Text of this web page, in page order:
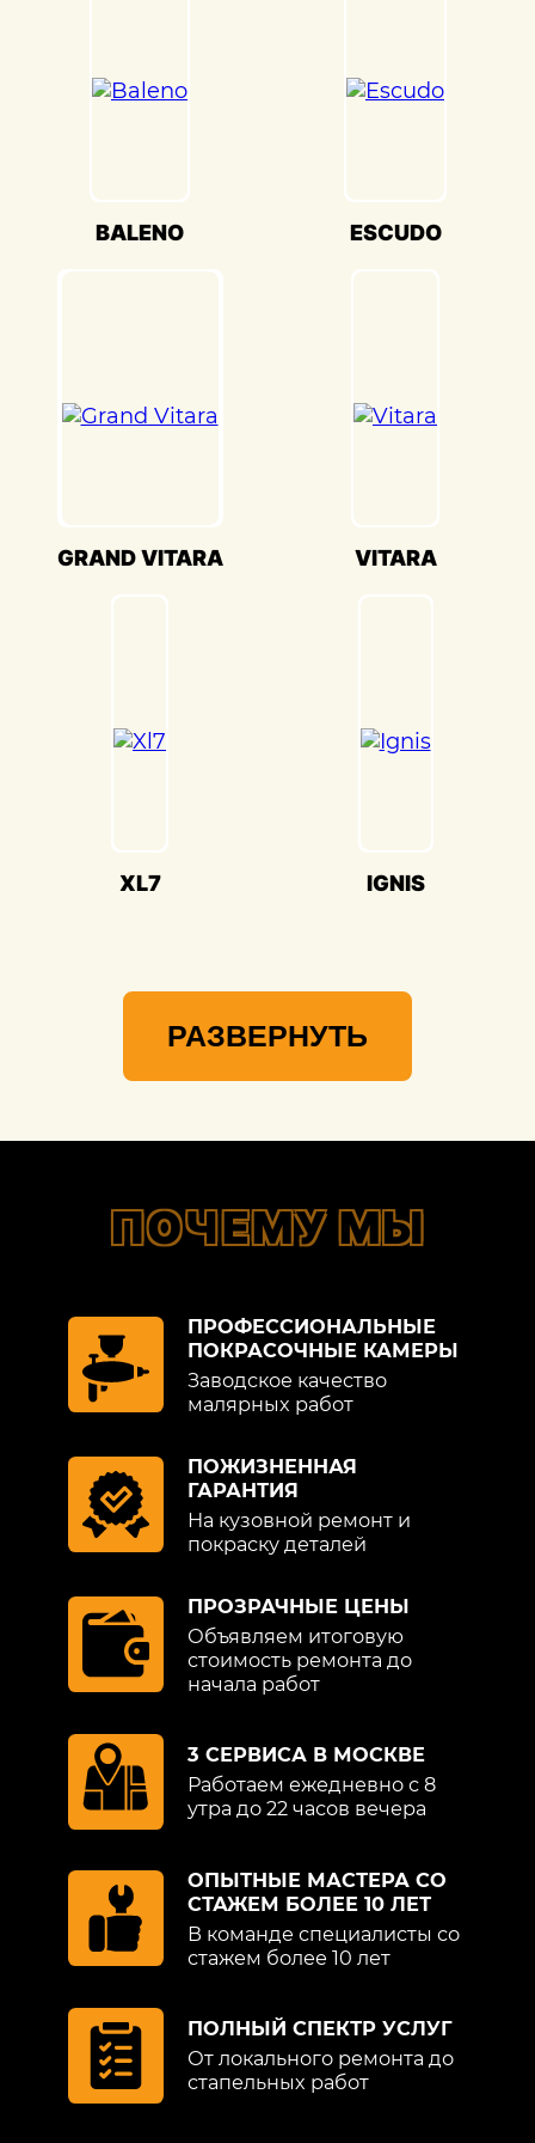
Jimny(Сузуки Джимни) на дороге.
задача. Наши опытные специалисты по
Кузовной ремонт Suzuki Jimny(Сузуки
Джимни) в «Детейлингофъ» – это
Мы гордимся своей способностью
воссоздавать совершенство Suzuki
BALENO ESCUDO
GRAND VITARA VITARA
XL7 IGNIS
РАЗВЕРНУТЬ
ПОЧЕМУ МЫ
ПРОФЕССИОНАЛЬНЫЕ
ПОКРАСОЧНЫЕ КАМЕРЫ
Заводское качество
малярных работ
ПОЖИЗНЕННАЯ
ГАРАНТИЯ
На кузовной ремонт и
покраску деталей
ПРОЗРАЧНЫЕ ЦЕНЫ
Объявляем итоговую
стоимость ремонта до
начала работ
3 СЕРВИСА В МОСКВЕ
Работаем ежедневно с 8
утра до 22 часов вечера
ОПЫТНЫЕ МАСТЕРА СО
СТАЖЕМ БОЛЕЕ 10 ЛЕТ
В команде специалисты со
стажем более 10 лет
ПОЛНЫЙ СПЕКТР УСЛУГ
От локального ремонта до
стапельных работ